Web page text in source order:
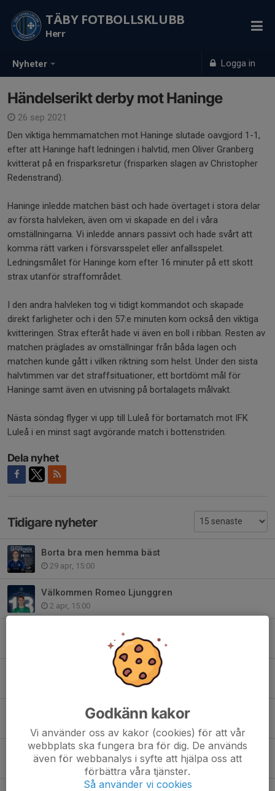
Nyheter Logga in
TÄBY FOTBOLLSKLUBB
Herr
Händelserikt derby mot Haninge
26 sep 2021
Den viktiga hemmamatchen mot Haninge slutade oavgjord 1-1,
efter att Haninge haft ledningen i halvtid, men Oliver Granberg
kvitterat på en frisparksretur (frisparken slagen av Christopher
Redenstrand).
Haninge inledde matchen bäst och hade övertaget i stora delar
av första halvleken, även om vi skapade en del i våra
omställningarna. Vi inledde annars passivt och hade svårt att
komma rätt varken i försvarsspelet eller anfallsspelet.
Ledningsmålet för Haninge kom efter 16 minuter på ett skott
strax utanför straffområdet.
I den andra halvleken tog vi tidigt kommandot och skapade
direkt farligheter och i den 57:e minuten kom också den viktiga
kvitteringen. Strax efteråt hade vi även en boll i ribban. Resten av
matchen präglades av omställningar från båda lagen och
matchen kunde gått i vilken riktning som helst. Under den sista
halvtimmen var det straffsituationer, ett bortdömt mål för
Haninge samt även en utvisning på bortalagets målvakt.
Nästa söndag flyger vi upp till Luleå för bortamatch mot IFK
Luleå i en minst sagt avgörande match i bottenstriden.
Dela nyhet
Tidigare nyheter
Borta bra men hemma bäst
29 apr, 15:00
Välkommen Romeo Ljunggren
2 apr, 15:00
Välkommen Anthony Wambani!
Välkommen Isac Spendal!
Välkommen Hem Conrad!
5 mar, 15:00
Godkänn kakor
Vi använder oss av kakor (cookies) för att vår
webbplats ska fungera bra för dig. De används
även för webbanalys i syfte att hjälpa oss att
förbättra våra tjänster.
Så använder vi cookies